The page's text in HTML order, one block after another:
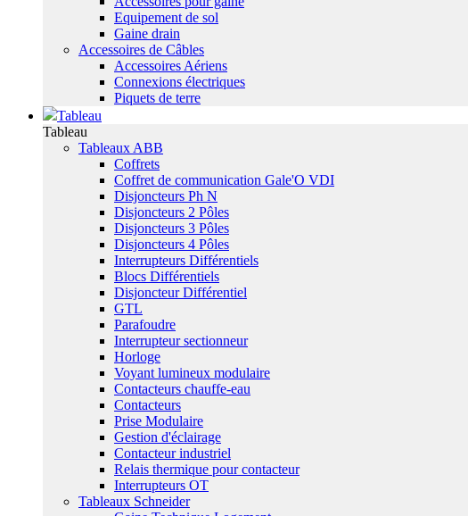
Equipement de sol
Gaine drain
Accessoires de Câbles
Accessoires Aériens
Connexions électriques
Piquets de terre
Tableau
Tableau
Tableaux ABB
Coffrets
Coffret de communication Gale'O VDI
Disjoncteurs Ph N
Disjoncteurs 2 Pôles
Disjoncteurs 3 Pôles
Disjoncteurs 4 Pôles
Interrupteurs Différentiels
Blocs Différentiels
Disjoncteur Différentiel
GTL
Parafoudre
Interrupteur sectionneur
Horloge
Voyant lumineux modulaire
Contacteurs chauffe-eau
Contacteurs
Prise Modulaire
Gestion d'éclairage
Contacteur industriel
Relais thermique pour contacteur
Interrupteurs OT
Tableaux Schneider